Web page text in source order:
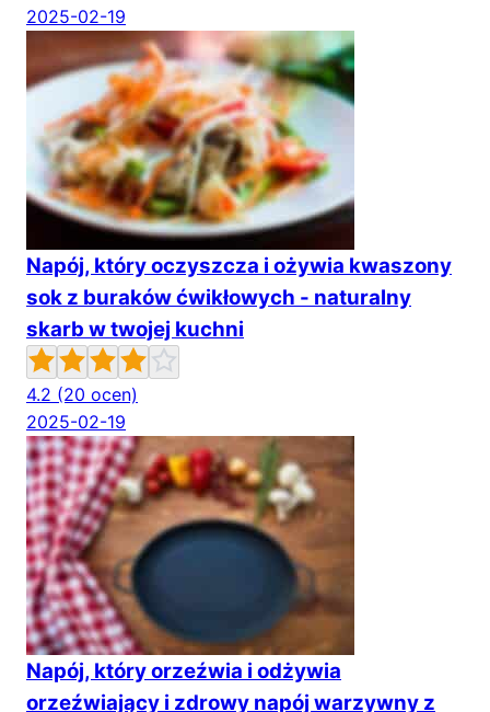
2025-02-19
Napój, który oczyszcza i ożywia kwaszony
sok z buraków ćwikłowych - naturalny
skarb w twojej kuchni
4.2 (20 ocen)
2025-02-19
Napój, który orzeźwia i odżywia
orzeźwiający i zdrowy napój warzywny z